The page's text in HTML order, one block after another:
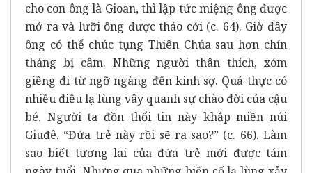
cho con ông là Gioan, thì lập tức miệng ông được
mở ra và lưỡi ông được tháo cởi (c. 64). Giờ đây
ông có thể chúc tụng Thiên Chúa sau hơn chín
tháng bị câm. Những người thân thích, xóm
giềng đi từ ngỡ ngàng đến kinh sợ. Quả thực có
nhiều điều lạ lùng vây quanh sự chào đời của cậu
bé. Người ta đồn thổi tin này khắp miền núi
Giuđê. “Đứa trẻ này rồi sẽ ra sao?” (c. 66). Làm
sao biết tương lai của đứa trẻ mới được tám